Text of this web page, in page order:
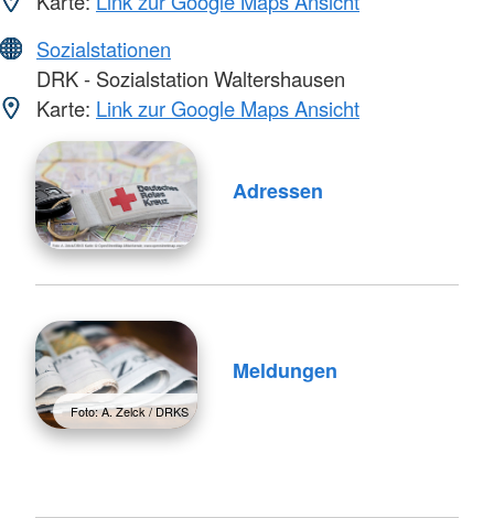
Sozialstationen
DRK - Sozialstation Waltershausen
Karte: Link zur Google Maps Ansicht
Adressen
Foto: A. Zelck / DRKS
Meldungen